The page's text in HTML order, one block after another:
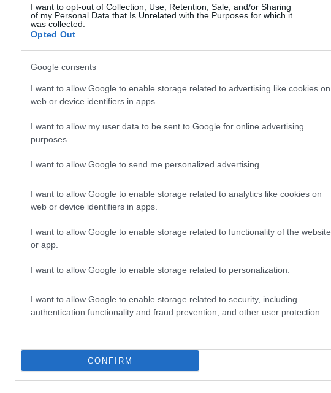
I want to opt-out of Collection, Use, Retention, Sale, and/or Sharing
of my Personal Data that Is Unrelated with the Purposes for which it
was collected.
Opted Out
Google consents
I want to allow Google to enable storage related to advertising like cookies on
web or device identifiers in apps.
I want to allow my user data to be sent to Google for online advertising
purposes.
I want to allow Google to send me personalized advertising.
I want to allow Google to enable storage related to analytics like cookies on
web or device identifiers in apps.
I want to allow Google to enable storage related to functionality of the website
or app.
I want to allow Google to enable storage related to personalization.
I want to allow Google to enable storage related to security, including
authentication functionality and fraud prevention, and other user protection.
CONFIRM
di assoluzione